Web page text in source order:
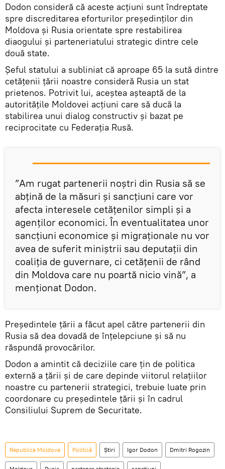
Dodon consideră că aceste acțiuni sunt îndreptate
spre discreditarea eforturilor președinților din
Moldova și Rusia orientate spre restabilirea
diaogului și parteneriatului strategic dintre cele
două state.
Șeful statului a subliniat că aproape 65 la sută dintre
cetățenii țării noastre consideră Rusia un stat
prietenos. Potrivit lui, aceștea așteaptă de la
autoritățile Moldovei acțiuni care să ducă la
stabilirea unui dialog constructiv și bazat pe
reciprocitate cu Federația Rusă.
”Am rugat partenerii noștri din Rusia să se
abțină de la măsuri și sancțiuni care vor
afecta interesele cetățenilor simpli și a
agenților economici. În eventualitatea unor
sancțiuni economice și migraționale nu vor
avea de suferit miniștrii sau deputații din
coaliția de guvernare, ci cetățenii de rând
din Moldova care nu poartă nicio vină”, a
menționat Dodon.
Președintele țării a făcut apel către partenerii din
Rusia să dea dovadă de înțelepciune și să nu
răspundă provocărilor.
Dodon a amintit că deciziile care țin de politica
externă a țării și de care depinde viitorul relațiilor
noastre cu partenerii strategici, trebuie luate prin
coordonare cu președintele țării și în cadrul
Consiliului Suprem de Securitate.
Republica Moldova Politică Știri Igor Dodon Dmitri Rogozin